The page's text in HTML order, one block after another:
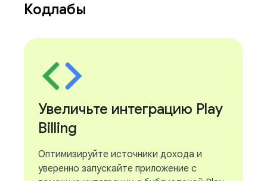
Кодлабы
Увеличьте интеграцию Play
Billing
Оптимизируйте источники дохода и
уверенно запускайте приложение с